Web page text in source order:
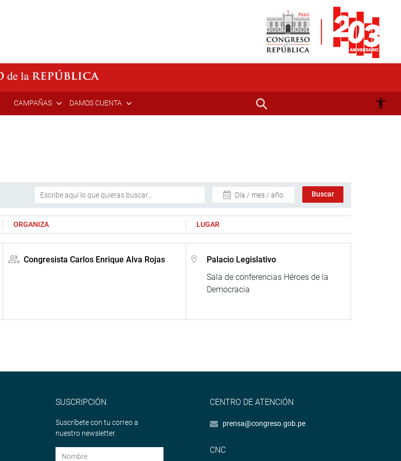
CAMPAÑAS DAMOS CUENTA
Día / mes / año
ORGANIZA LUGAR
Congresista Carlos Enrique Alva Rojas
Palacio Legislativo
Sala de conferencias Héroes de la
Democracia
SUSCRIPCIÓN
Suscríbete con tu correo a
nuestro newsletter.
CENTRO DE ATENCIÓN
prensa@congreso.gob.pe
CNC